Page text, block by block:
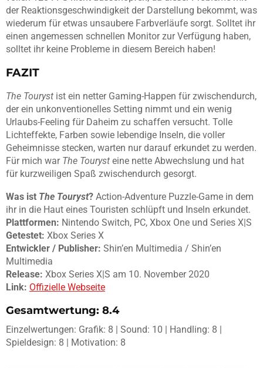
der Reaktionsgeschwindigkeit der Darstellung bekommt, was
wiederum für etwas unsaubere Farbverläufe sorgt. Solltet ihr
einen angemessen schnellen Monitor zur Verfügung haben,
solltet ihr keine Probleme in diesem Bereich haben!
FAZIT
The Touryst ist ein netter Gaming-Happen für zwischendurch,
der ein unkonventionelles Setting nimmt und ein wenig
Urlaubs-Feeling für Daheim zu schaffen versucht. Tolle
Lichteffekte, Farben sowie lebendige Inseln, die voller
Geheimnisse stecken, warten nur darauf erkundet zu werden.
Für mich war The Touryst eine nette Abwechslung und hat
für kurzweiligen Spaß zwischendurch gesorgt.
Was ist The Touryst? Action-Adventure Puzzle-Game in dem
ihr in die Haut eines Touristen schlüpft und Inseln erkundet.
Plattformen: Nintendo Switch, PC, Xbox One und Series X|S
Getestet: Xbox Series X
Entwickler / Publisher: Shin’en Multimedia / Shin’en
Multimedia
Release: Xbox Series X|S am 10. November 2020
Link: Offizielle Webseite
Gesamtwertung: 8.4
Einzelwertungen: Grafik: 8 | Sound: 10 | Handling: 8 |
Spieldesign: 8 | Motivation: 8